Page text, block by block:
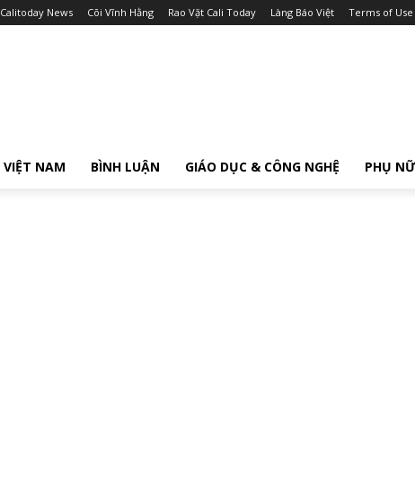
Calitoday News Cõi Vĩnh Hằng Rao Vặt Cali Today Làng Báo Việt Terms of Use
VIỆT NAM BÌNH LUẬN GIÁO DỤC & CÔNG NGHỆ PHỤ NỮ